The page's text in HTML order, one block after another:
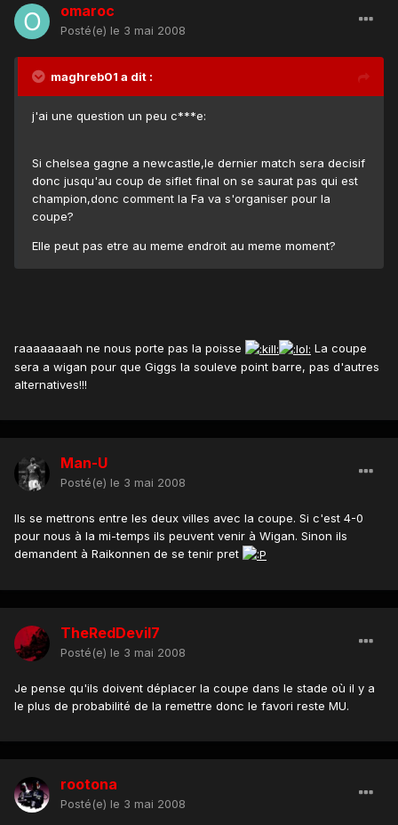
omaroc
Posté(e) le 3 mai 2008
maghreb01 a dit :
j'ai une question un peu c***e:
Si chelsea gagne a newcastle,le dernier match sera decisif
donc jusqu'au coup de siflet final on se saurat pas qui est
champion,donc comment la Fa va s'organiser pour la
coupe?
Elle peut pas etre au meme endroit au meme moment?
raaaaaaaah ne nous porte pas la poisse
La coupe
sera a wigan pour que Giggs la souleve point barre, pas d'autres
alternatives!!!
Man-U
Posté(e) le 3 mai 2008
Ils se mettrons entre les deux villes avec la coupe. Si c'est 4-0
pour nous à la mi-temps ils peuvent venir à Wigan. Sinon ils
demandent à Raikonnen de se tenir pret
TheRedDevil7
Posté(e) le 3 mai 2008
Je pense qu'ils doivent déplacer la coupe dans le stade où il y a
le plus de probabilité de la remettre donc le favori reste MU.
rootona
Posté(e) le 3 mai 2008